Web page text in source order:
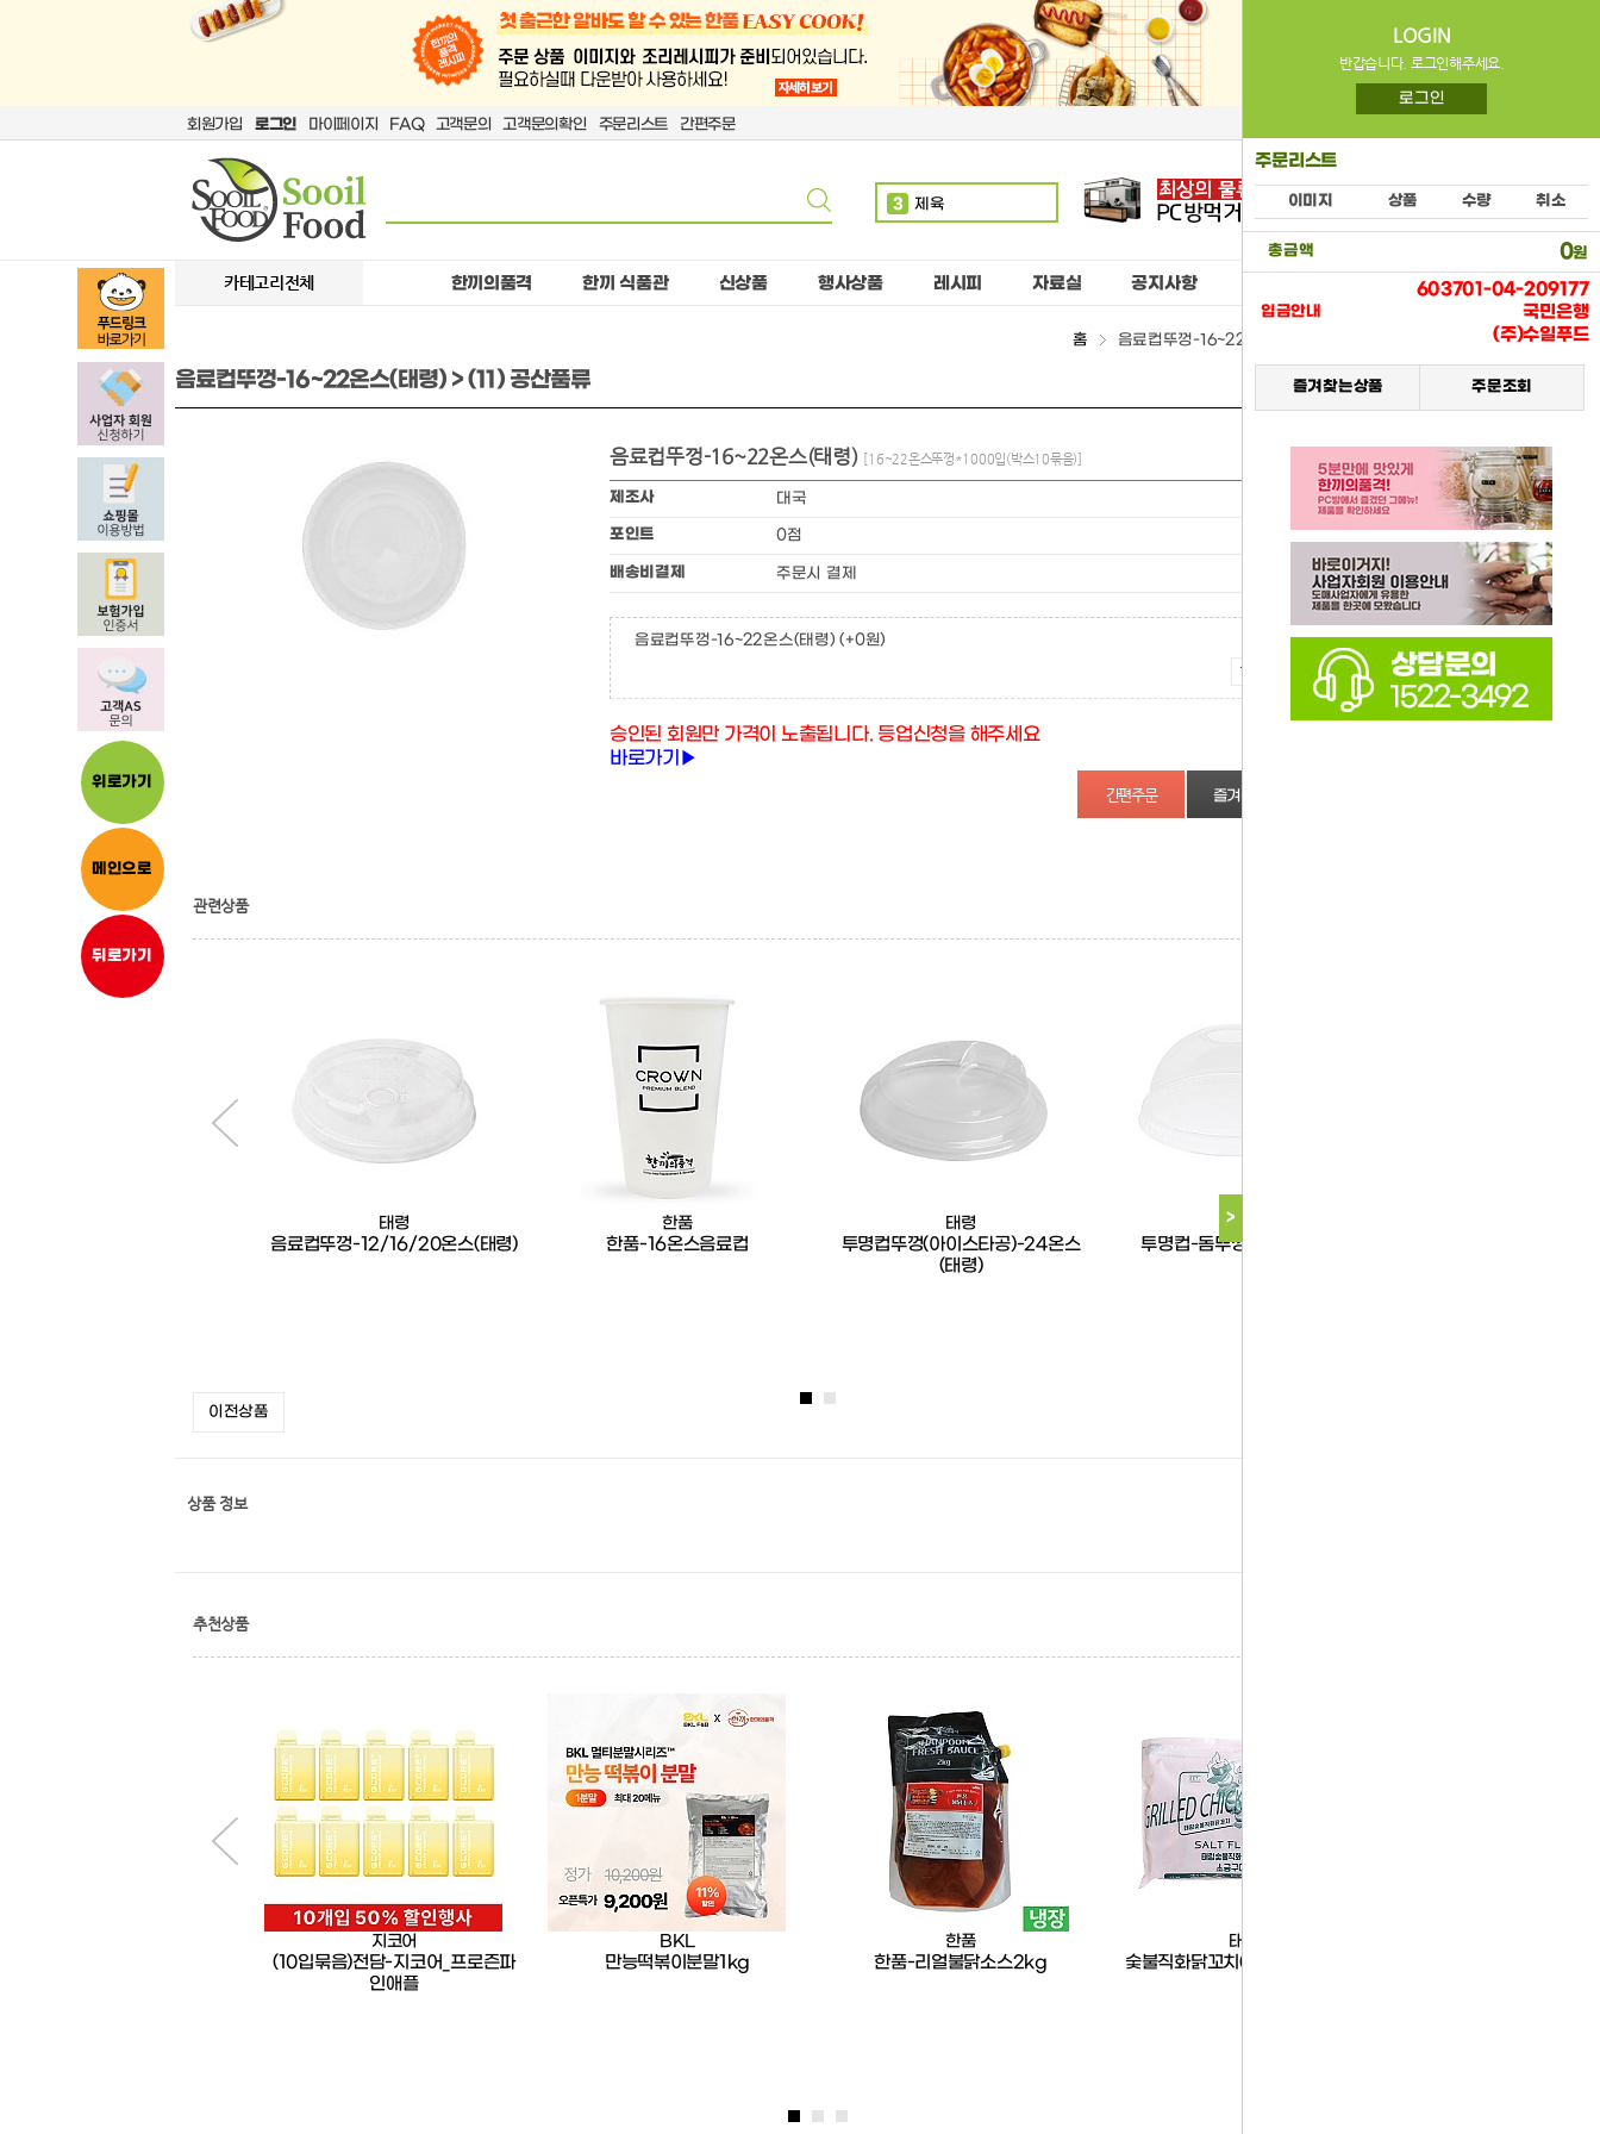
회원가입 로그인 마이페이지 FAQ 고객문의 고객문의확인 주문리스트 간편주문
3 제육
볶음밥
10 핫도그
위로가기
메인으로
뒤로가기
카테고리전체 한끼의품격 한끼 식품관 신상품 행사상품 레시피 자료실 공지사항
홈 음료컵뚜껑-16~22온스(태령) > (11) 공산품류
음료컵뚜껑-16~22온스(태령) > (11) 공산품류
LOGIN
반갑습니다. 로그인해주세요.
로그인
주문리스트
이미지 상품 수량 취소
총금액 0원
입금안내
603701-04-209177
국민은행
(주)수일푸드
즐겨찾는상품 주문조회
>
음료컵뚜껑-16~22온스(태령) [16~22온스뚜껑*1000입(박스10묶음)]
제조사 대국
포인트 0점
배송비결제 주문시 결제
음료컵뚜껑-16~22온스(태령) (+0원)
증가
감소
승인된 회원만 가격이 노출됩니다. 등업신청을 해주세요
바로가기▶
즐겨찾기
관련상품
태령
음료컵뚜껑-12/16/20온스(태령)
한품
한품-16온스음료컵
태령
투명컵뚜껑(아이스타공)-24온스
(태령)
태령
투명컵-돔뚜껑32온스(태령)
이전상품
상품 정보
추천상품
지코어
(10입묶음)전담-지코어_프로즌파
인애플
BKL
만능떡볶이분말1kg
한품
한품-리얼불닭소스2kg
태림
숯불직화닭꼬치(소금구이)1.2kg